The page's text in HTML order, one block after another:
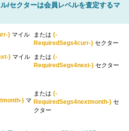
/セクターは会員レベルを査定するマ
} マイル または {-
RequiredSegs4curr-} セクター
} マイル または {-
RequiredSegs4next-} セクター
} マ
または {-
RequiredSegs4nextmonth-} セ
クター